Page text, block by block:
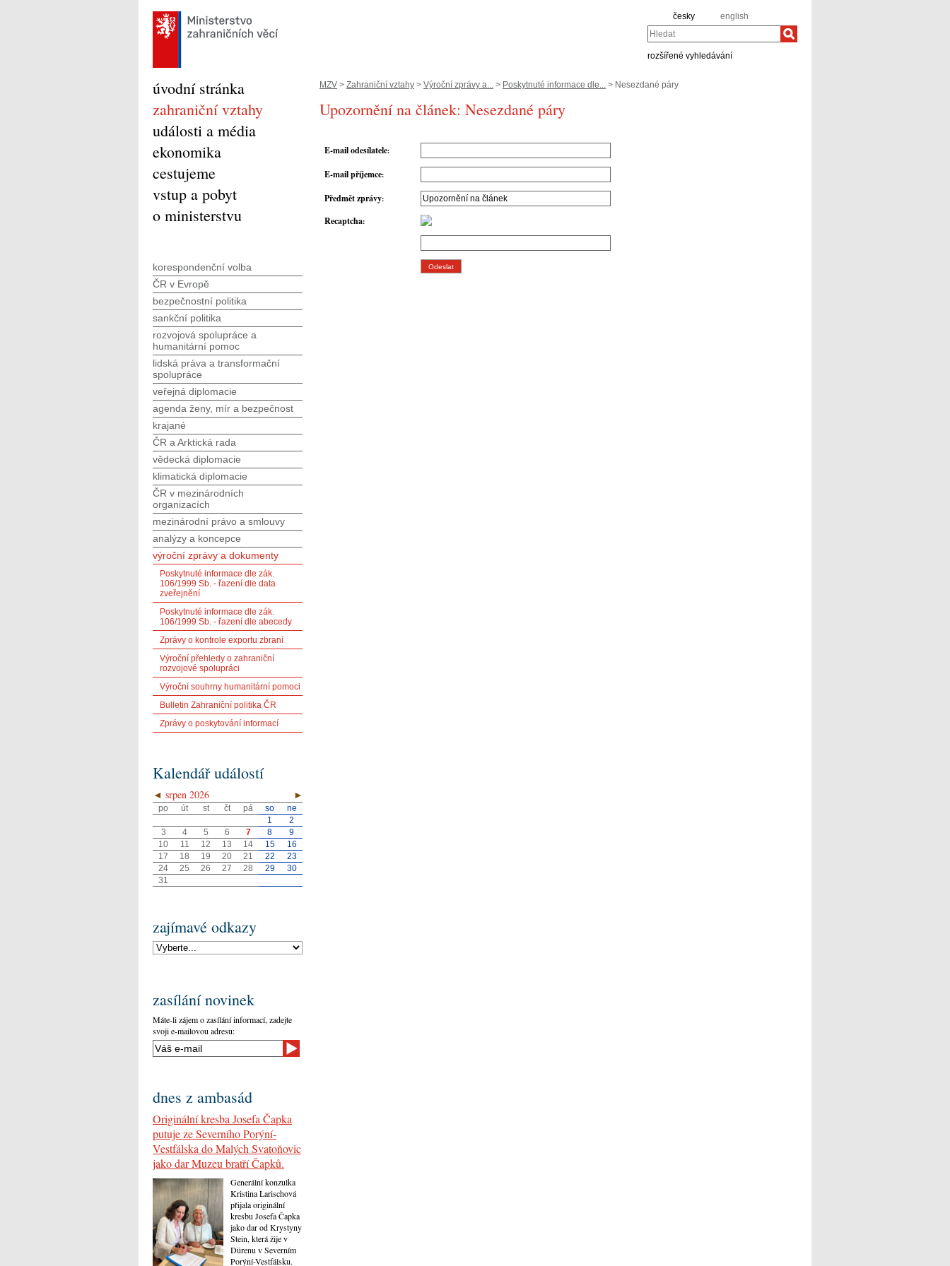
česky english
Hledat
rozšířené vyhledávání
MZV > Zahraniční vztahy > Výroční zprávy a... > Poskytnuté informace dle... > Nesezdané páry
Upozornění na článek: Nesezdané páry
E-mail odesílatele:
E-mail příjemce:
Předmět zprávy:
Recaptcha:
úvodní stránka
zahraniční vztahy
události a média
ekonomika
cestujeme
vstup a pobyt
o ministerstvu
korespondenční volba
ČR v Evropě
bezpečnostní politika
sankční politika
rozvojová spolupráce a
humanitární pomoc
lidská práva a transformační
spolupráce
veřejná diplomacie
agenda ženy, mír a bezpečnost
krajané
ČR a Arktická rada
vědecká diplomacie
klimatická diplomacie
ČR v mezinárodních
organizacích
mezinárodní právo a smlouvy
analýzy a koncepce
výroční zprávy a dokumenty
Poskytnuté informace dle zák.
106/1999 Sb. - řazení dle data
zveřejnění
Poskytnuté informace dle zák.
106/1999 Sb. - řazení dle abecedy
Zprávy o kontrole exportu zbraní
Výroční přehledy o zahraniční
rozvojové spolupráci
Výroční souhrny humanitární pomoci
Bulletin Zahraniční politika ČR
Zprávy o poskytování informací
Kalendář událostí
◄ ►
srpen 2026
po út st čt pá so
ne
1
2
3
4 5 6 7 8
9
10
11 12 13 14 15
16
17
18 19 20 21 22
23
24
25 26 27 28 29
30
31
zajímavé odkazy
zasílání novinek
Máte-li zájem o zasílání informací, zadejte
svoji e-mailovou adresu:
dnes z ambasád
Originální kresba Josefa Čapka
putuje ze Severního Porýní-
Vestfálska do Malých Svatoňovic
jako dar Muzeu bratří Čapků.
Generální konzulka
Kristina Larischová
přijala originální
kresbu Josefa Čapka
jako dar od Krystyny
Stein, která žije v
Dürenu v Severním
Porýní-Vestfálsku.